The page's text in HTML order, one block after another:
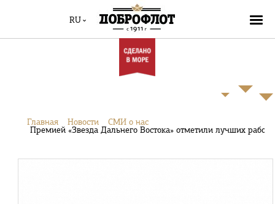
RU
Главная Новости
СМИ о нас
Премией «Звезда Дальнего Востока» отметили лучших